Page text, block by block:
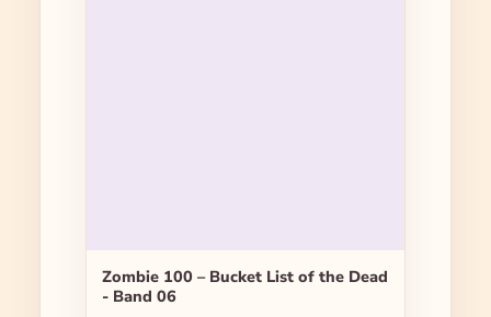
Zombie 100 – Bucket List of the Dead
- Band 06